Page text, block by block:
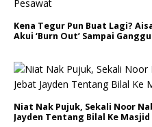
Kena Tegur Pun Buat Lagi?
Akui ‘Burn Out’ Sampai
Niat Nak Pujuk, Sekali Noor
Jayden Tentang Bilal Ke